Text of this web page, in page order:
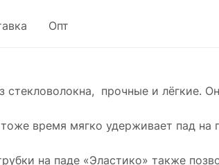
Опт
прочные и лёгкие.
время мягко удерживает пад на
на паде «Эластико» также